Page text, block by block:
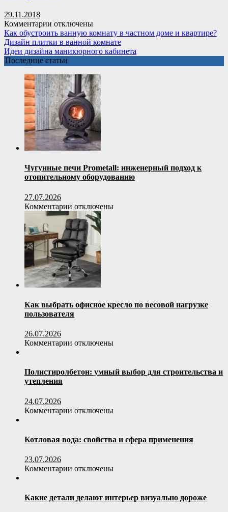
интерьера
и
советы
дизайнера
29.11.2018
Комментарии к
записи
Интерьер
мужской
комнаты:
размеры,
внешний
вид
с
фото,
оригинальные
идеи
для
дизайна
и
стиля
отключены
Как обустроить ванную комнату в частном доме и квартире?
Дизайн плитки в ванной комнате
Идеи дизайна маникюрного кабинета
Последние статьи
Чугунные печи Prometall: инженерный подход к
отопительному оборудованию
27.07.2026
Комментарии к
записи
Чугунные
печи
Prometall:
инженерный
подход
к
отопительному
оборудованию
отключены
Как выбрать офисное кресло по весовой нагрузке
пользователя
26.07.2026
Комментарии к
выбрать
офисное
нагрузке
отключены
Полистиролбетон: умный выбор для строительства и
утепления
24.07.2026
Комментарии к
умный
выбор
и
отключены
Котловая вода: свойства и сфера применения
23.07.2026
Комментарии к
вода:
свойства
отключены
Какие детали делают интерьер визуально дороже